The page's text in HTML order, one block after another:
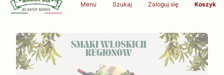
Menu Szukaj Zaloguj się Koszyk